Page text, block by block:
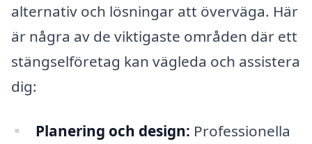
alternativ och lösningar att överväga. Här
är några av de viktigaste områden där ett
stängselföretag kan vägleda och assistera
dig:
Planering och design: Professionella